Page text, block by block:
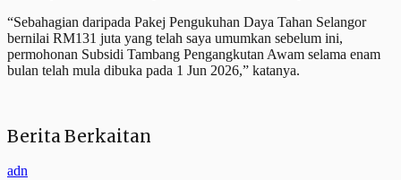
“Sebahagian daripada Pakej Pengukuhan Daya Tahan Selangor
bernilai RM131 juta yang telah saya umumkan sebelum ini,
permohonan Subsidi Tambang Pengangkutan Awam selama enam
bulan telah mula dibuka pada 1 Jun 2026,” katanya.
Berita Berkaitan
adn